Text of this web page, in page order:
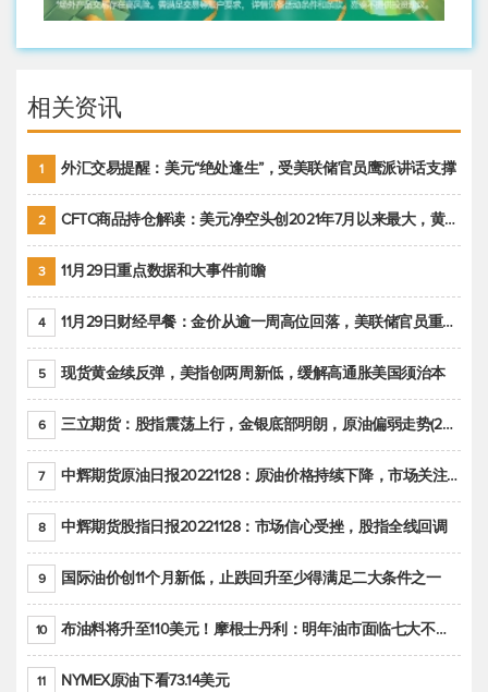
相关资讯
1 外汇交易提醒：美元“绝处逢生”，受美联储官员鹰派讲话支撑
2 CFTC商品持仓解读：美元净空头创2021年7月以来最大，黄金期货投机性净多头头寸减少
3 11月29日重点数据和大事件前瞻
4 11月29日财经早餐：金价从逾一周高位回落，美联储官员重申鹰派立场推动美元回升
5 现货黄金续反弹，美指创两周新低，缓解高通胀美国须治本
6 三立期货：股指震荡上行，金银底部明朗，原油偏弱走势(20221128收评)
7 中辉期货原油日报20221128：原油价格持续下降，市场关注OPEC+新一轮产能政策
8 中辉期货股指日报20221128：市场信心受挫，股指全线回调
9 国际油价创11个月新低，止跌回升至少得满足二大条件之一
10 布油料将升至110美元！摩根士丹利：明年油市面临七大不确定性
11 NYMEX原油下看73.14美元